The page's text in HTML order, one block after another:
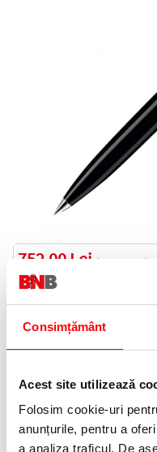
Consimțământ
Acest site utilizează
Folosim cookie-uri
anunțurile, pentru a
a analiza traficul. De
752,00 Lei (pret cu TVA)
Stoc furnizor
752 puncte de fidelitate
Bucati:
Cod produs:948331